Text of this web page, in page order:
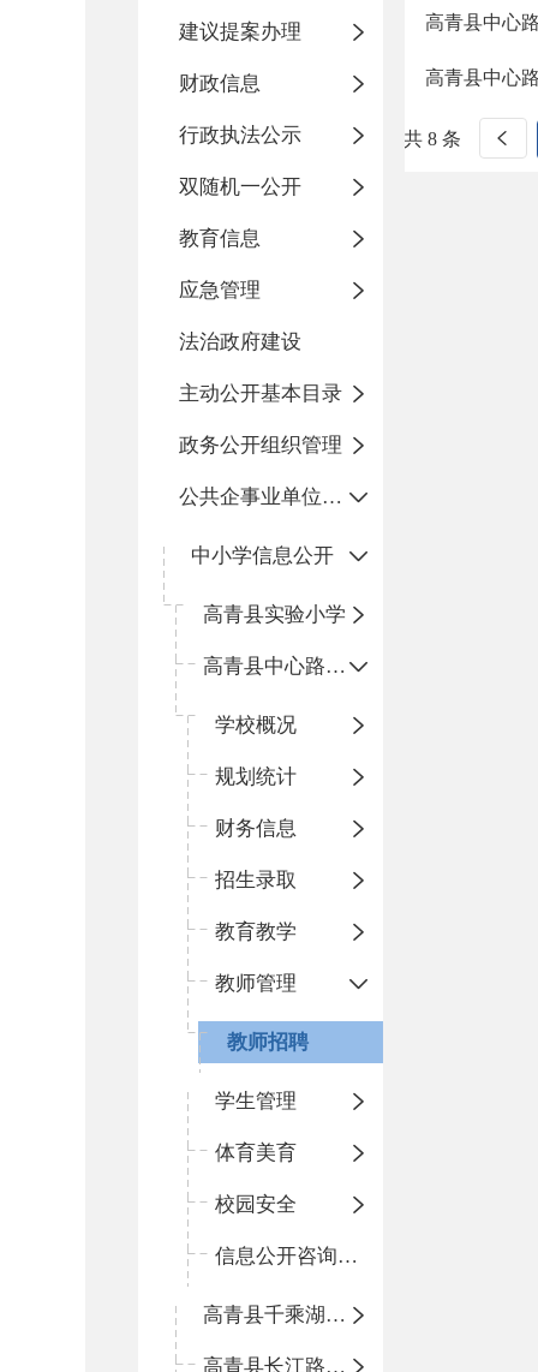
建议提案办理
财政信息
行政执法公示
双随机一公开
教育信息
应急管理
法治政府建设
主动公开基本目录
政务公开组织管理
公共企事业单位信息公开
中小学信息公开
高青县实验小学
高青县中心路小学
学校概况
规划统计
财务信息
招生录取
教育教学
教师管理
教师招聘
学生管理
体育美育
校园安全
信息公开咨询指南
高青县千乘湖小学
高青县长江路小学
高青县中心
高青县中心
共 8 条